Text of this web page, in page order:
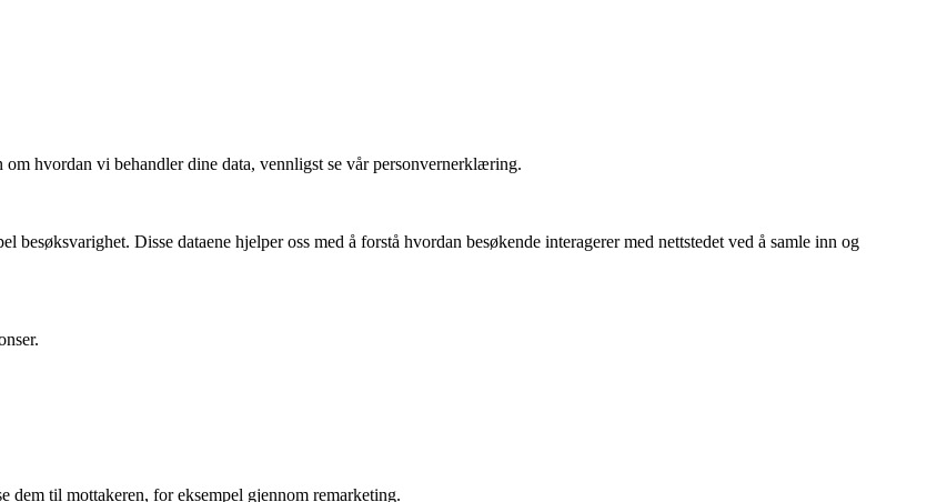
hvordan vi behandler dine data, vennligst se vår personvernerklæring.
Disse dataene hjelper oss med å forstå hvordan besøkende interagerer med nettstedet ved å samle inn og
dem til mottakeren, for eksempel gjennom remarketing.